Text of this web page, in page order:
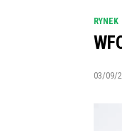
RYNEK
03/09/